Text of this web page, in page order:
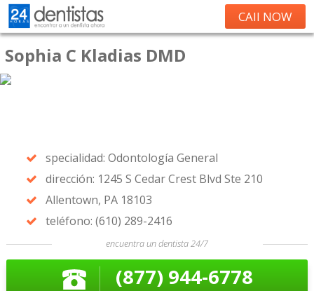
CAll NOW
Sophia C Kladias DMD
specialidad: Odontología General
dirección: 1245 S Cedar Crest Blvd Ste 210
Allentown, PA 18103
teléfono: (610) 289-2416
encuentra un dentista 24/7
(877) 944-6778